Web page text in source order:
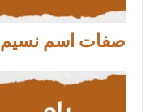
صفات اسم نسيم